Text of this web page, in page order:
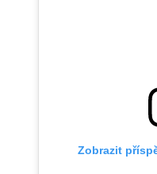
Zobrazit